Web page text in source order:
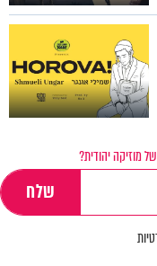
מוזיקה יהודית?